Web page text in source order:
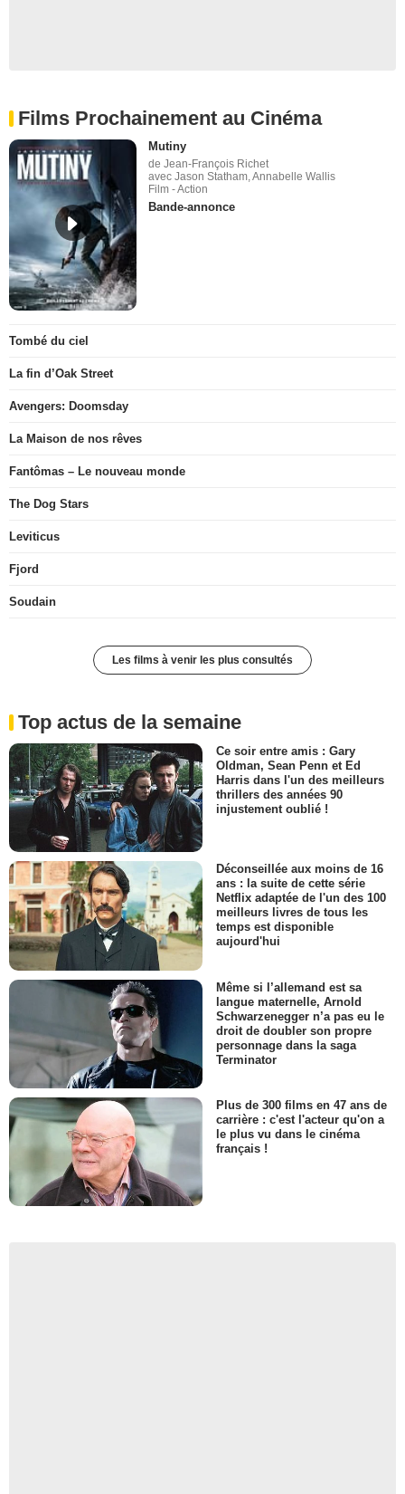
Films Prochainement au Cinéma
Mutiny
de Jean-François Richet
avec Jason Statham, Annabelle Wallis
Film - Action
Bande-annonce
Tombé du ciel
La fin d’Oak Street
Avengers: Doomsday
La Maison de nos rêves
Fantômas – Le nouveau monde
The Dog Stars
Leviticus
Fjord
Soudain
Les films à venir les plus consultés
Top actus de la semaine
Ce soir entre amis : Gary
Oldman, Sean Penn et Ed
Harris dans l'un des meilleurs
thrillers des années 90
injustement oublié !
Déconseillée aux moins de 16
ans : la suite de cette série
Netflix adaptée de l'un des 100
meilleurs livres de tous les
temps est disponible
aujourd'hui
Même si l’allemand est sa
langue maternelle, Arnold
Schwarzenegger n’a pas eu le
droit de doubler son propre
personnage dans la saga
Terminator
Plus de 300 films en 47 ans de
carrière : c'est l'acteur qu'on a
le plus vu dans le cinéma
français !